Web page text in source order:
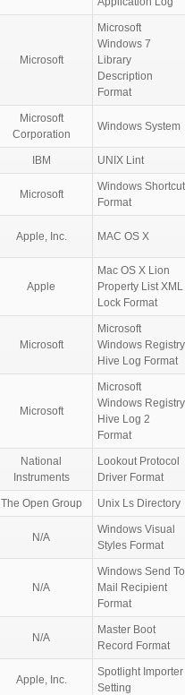
Microsoft
Microsoft
Windows 7
Library
Description
Format
Microsoft
Corporation
Windows System
IBM UNIX Lint
Microsoft
Windows Shortcut
Format
Apple, Inc. MAC OS X
Apple
Mac OS X Lion
Property List XML
Lock Format
Microsoft
Microsoft
Windows Registry
Hive Log Format
Microsoft
Microsoft
Windows Registry
Hive Log 2
Format
National
Instruments
Lookout Protocol
Driver Format
The Open Group Unix Ls Directory
N/A
Windows Visual
Styles Format
N/A
Windows Send To
Mail Recipient
Format
N/A
Master Boot
Record Format
Apple, Inc.
Spotlight Importer
Setting